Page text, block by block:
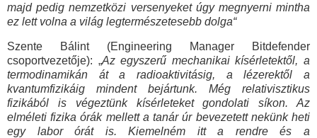
majd pedig nemzetközi versenyeket úgy megnyerni mintha
ez lett volna a világ legtermészetesebb dolga“
Szente Bálint (Engineering Manager Bitdefender
csoportvezetője): „Az egyszerű mechanikai kísérletektől, a
termodinamikán át a radioaktivitásig, a lézerektől a
kvantumfizikáig mindent bejártunk. Még relativisztikus
fizikából is végeztünk kísérleteket gondolati síkon. Az
elméleti fizika órák mellett a tanár úr bevezetett nekünk heti
egy labor órát is. Kiemelném itt a rendre és a